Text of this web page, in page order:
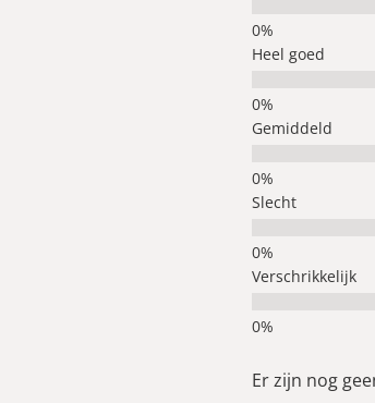
Heel goed
Gemiddeld
Slecht
Verschrikkelijk
Er zijn nog